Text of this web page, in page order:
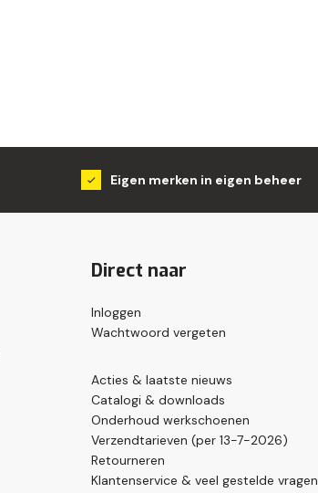
Eigen merken in eigen beheer
Direct naar
Inloggen
Wachtwoord vergeten
Acties & laatste nieuws
Catalogi & downloads
Onderhoud werkschoenen
Verzendtarieven (per 13-7-2026)
Retourneren
Klantenservice & veel gestelde vragen